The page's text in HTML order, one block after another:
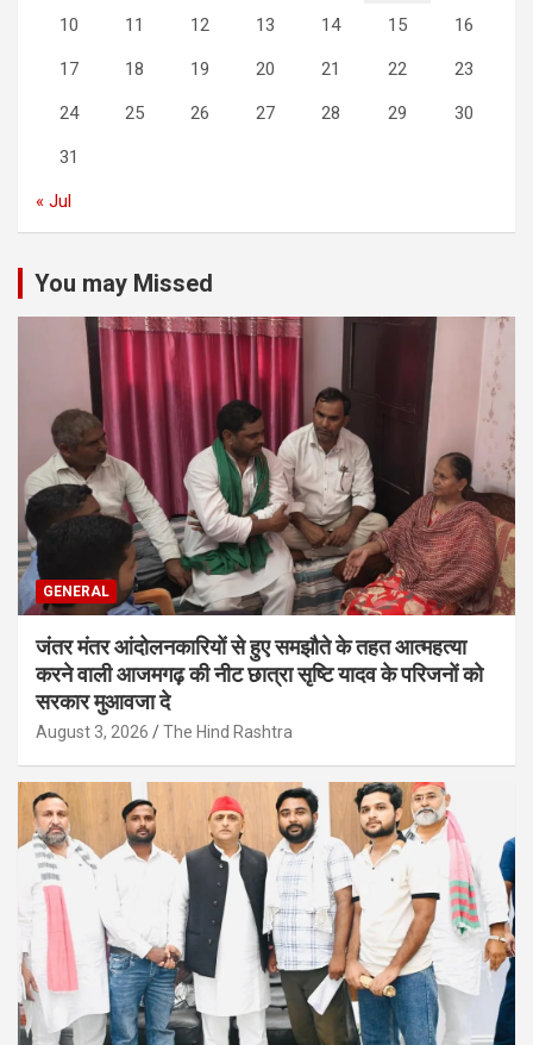
10 11 12 13 14 15 16
17 18 19 20 21 22 23
24 25 26 27 28 29 30
31
« Jul
You may Missed
GENERAL
जंतर मंतर आंदोलनकारियों से हुए समझौते के तहत आत्महत्या
करने वाली आजमगढ़ की नीट छात्रा सृष्टि यादव के परिजनों को
सरकार मुआवजा दे
August 3, 2026 The Hind Rashtra